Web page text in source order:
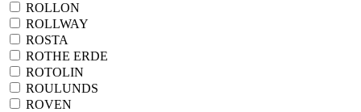
ROLLON
ROLLWAY
ROSTA
ROTHE ERDE
ROTOLIN
ROULUNDS
ROVEN